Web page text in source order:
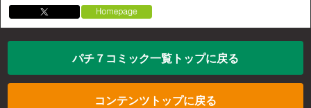
パチ７コミック一覧トップに戻る
コンテンツトップに戻る